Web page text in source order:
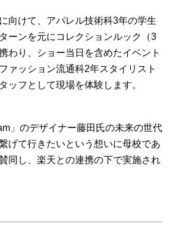
向けて、アパレル技術科3年の学生
ーンを元にコレクションルック（3
わり、ショー当日を含めたイベント
ァッション流通科2年スタイリスト
ッフとして現場を体験します。
」のデザイナー藤田氏の未来の世代
げて行きたいという想いに母校であ
同し、楽天との連携の下で実施され